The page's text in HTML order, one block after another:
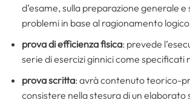
d’esame, sulla preparazione generale e
problemi in base al ragionamento logico
prova di efficienza fisica: prevede
serie di esercizi ginnici come specificati
prova scritta: avrà contenuto teorico-
consistere nella stesura di un elaborato